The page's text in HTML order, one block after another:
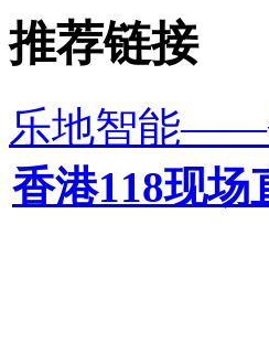
推荐链接
乐地智能——
香港118现场